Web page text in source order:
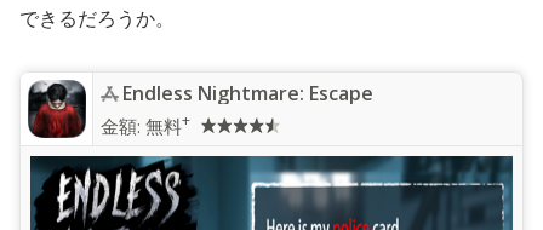
できるだろうか。
Endless Nightmare: Escape
金額: 無料+